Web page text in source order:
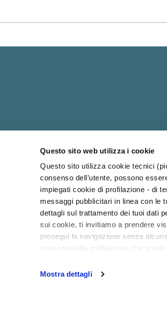
Questo sito web utilizza i cookie
Questo sito utilizza cookie tecnici
consenso dell’utente, possono
impiegati cookie di profilazione - di
messaggi pubblicitari in linea con le
dettagli sul trattamento dei tuoi dati
sui cookie, ti invitiamo a prendere
prosegui la navigazione senza
consenso alla profilazione che
Mostra dettagli
DOCENTI